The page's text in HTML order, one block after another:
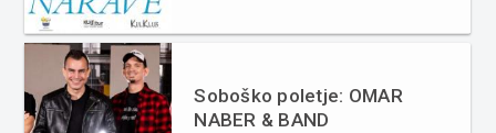
Soboško poletje: OMAR
NABER & BAND